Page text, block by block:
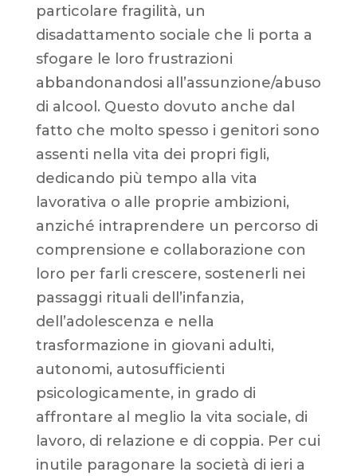
particolare fragilità, un
disadattamento sociale che li porta a
sfogare le loro frustrazioni
abbandonandosi all’assunzione/abuso
di alcool. Questo dovuto anche dal
fatto che molto spesso i genitori sono
assenti nella vita dei propri figli,
dedicando più tempo alla vita
lavorativa o alle proprie ambizioni,
anziché intraprendere un percorso di
comprensione e collaborazione con
loro per farli crescere, sostenerli nei
passaggi rituali dell’infanzia,
dell’adolescenza e nella
trasformazione in giovani adulti,
autonomi, autosufficienti
psicologicamente, in grado di
affrontare al meglio la vita sociale, di
lavoro, di relazione e di coppia. Per cui
inutile paragonare la società di ieri a